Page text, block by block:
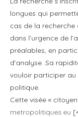
longues qui
cas de la recherche
dans l’urgence de
préalables, en
d’analyse. Sa
vouloir participer au
politique.
Cette visée «
metropolitiques.eu